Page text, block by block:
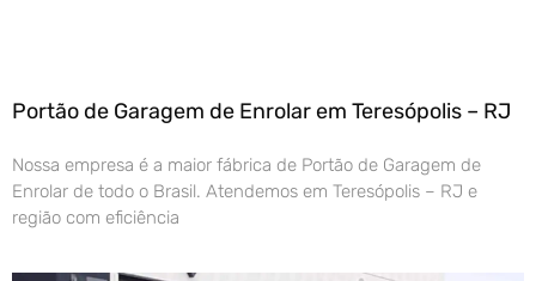
Portão de Garagem de Enrolar em Teresópolis – RJ
Nossa empresa é a maior fábrica de Portão de Garagem de
Enrolar de todo o Brasil. Atendemos em Teresópolis – RJ e
região com eficiência